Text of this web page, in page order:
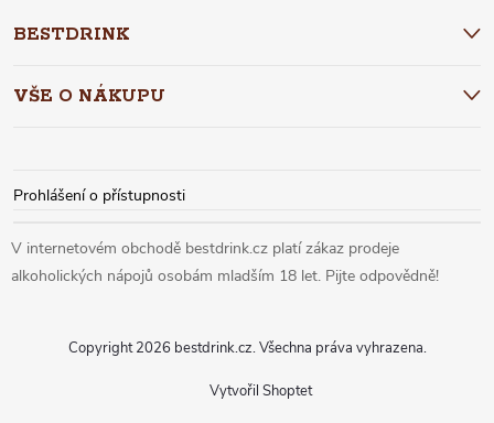
BESTDRINK
VŠE O NÁKUPU
Prohlášení o přístupnosti
Vytvořil Shoptet
Copyright 2026 bestdrink.cz. Všechna práva vyhrazena.